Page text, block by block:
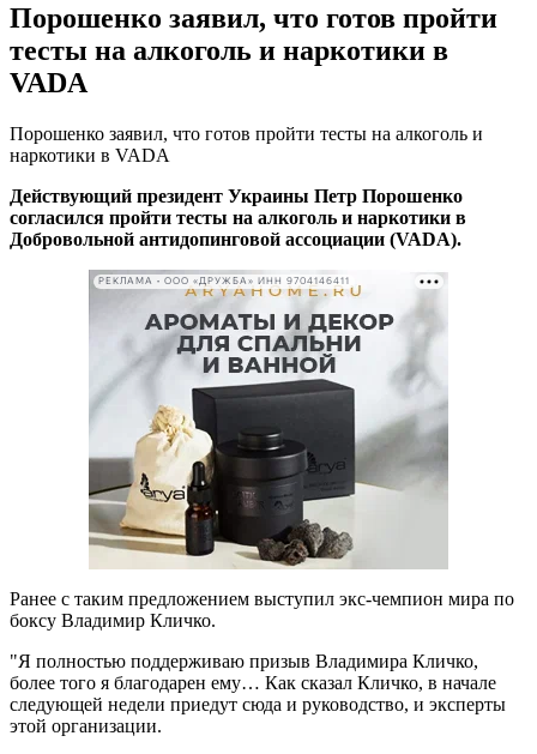
Порошенко заявил, что готов пройти
тесты на алкоголь и наркотики в
VADA
Порошенко заявил, что готов пройти тесты на алкоголь и
наркотики в VADA
Действующий президент Украины Петр Порошенко
согласился пройти тесты на алкоголь и наркотики в
Добровольной антидопинговой ассоциации (VADA).
РЕКЛАМА • ООО «ДРУЖБА» ИНН 9704146411
Ранее с таким предложением выступил экс-чемпион мира по
боксу Владимир Кличко.
"Я полностью поддерживаю призыв Владимира Кличко,
более того я благодарен ему… Как сказал Кличко, в начале
следующей недели приедут сюда и руководство, и эксперты
этой организации.